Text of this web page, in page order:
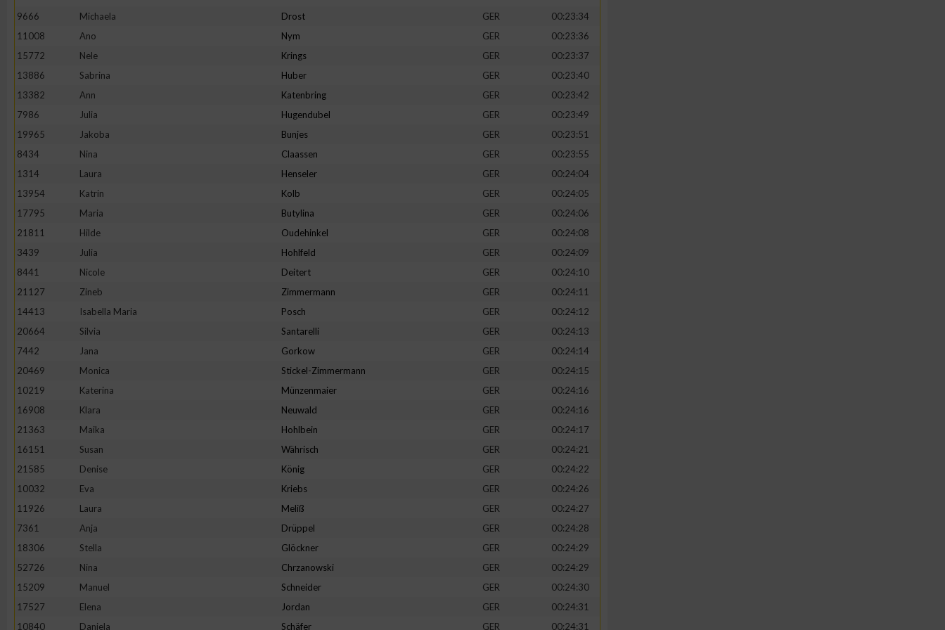
9666
Michaela Drost GER
00:23:34
11008
Ano Nym GER
00:23:36
15772
Nele Krings GER
00:23:37
13886
Sabrina Huber GER
00:23:40
13382
Ann Katenbring GER
00:23:42
7986
Julia Hugendubel GER
00:23:49
19965
Jakoba Bunjes GER
00:23:51
8434
Nina Claassen GER
00:23:55
1314
Laura Henseler GER
00:24:04
13954
Katrin Kolb GER
00:24:05
17795
Maria Butylina GER
00:24:06
21811
Hilde Oudehinkel GER
00:24:08
3439
Julia Hohlfeld GER
00:24:09
8441
Nicole Deitert GER
00:24:10
21127
Zineb Zimmermann GER
00:24:11
14413
Isabella Maria Posch GER
00:24:12
20664
Silvia Santarelli GER
00:24:13
7442
Jana Gorkow GER
00:24:14
20469
Monica Stickel-Zimmermann GER
00:24:15
10219
Katerina Münzenmaier GER
00:24:16
16908
Klara Neuwald GER
00:24:16
21363
Maika Hohlbein GER
00:24:17
16151
Susan Währisch GER
00:24:21
21585
Denise König GER
00:24:22
10032
Eva Kriebs GER
00:24:26
11926
Laura Meliß GER
00:24:27
7361
Anja Drüppel GER
00:24:28
18306
Stella Glöckner GER
00:24:29
52726
Nina Chrzanowski GER
00:24:29
15209
Manuel Schneider GER
00:24:30
17527
Elena Jordan GER
00:24:31
10840
Daniela Schäfer GER 00:24:31
Verwendung von Profilen zur Auswahl personalisierter Inhalte
Messung der Werbeleistung
Messung der Performance von Inhalten
Analyse von Zielgruppen durch Statistiken oder Kombinationen von Daten aus
verschiedenen Quellen
Verwendung reduzierter Daten zur Auswahl von Inhalten
Verwendung genauer Standortdaten
Geräte anhand von aktiv angeforderten Informationen identifizieren
Notwendig
Performance
Werbung